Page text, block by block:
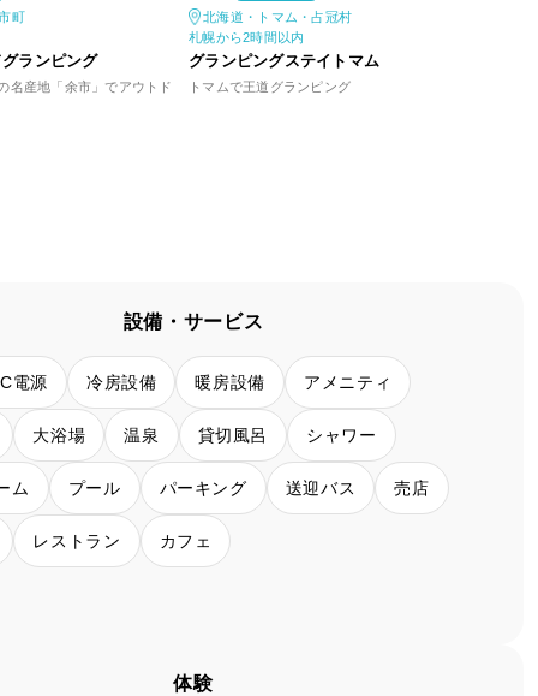
町
ランピング
名産地「余市」でアウトド
北海道・トマム・占冠村
札幌から2時間以内
グランピングステイトマム
トマムで王道グランピング
設備・サービス
電源 冷房設備 暖房設備 アメニティ
大浴場 温泉 貸切風呂 シャワー
ム プール パーキング 送迎バス 売店
レストラン カフェ
体験